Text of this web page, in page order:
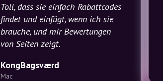
Toll, dass sie einfach Rabattcodes
findet und einfügt, wenn ich sie
brauche, und mir Bewertungen
von Seiten zeigt.
KongBagsværd
Mac